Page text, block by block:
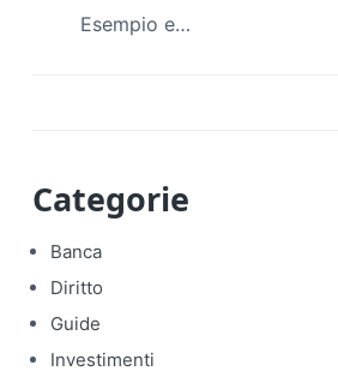
Esempio e…
Categorie
Banca
Diritto
Guide
Investimenti